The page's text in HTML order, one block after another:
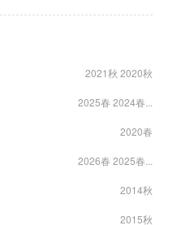
2021秋 2020秋
2025春 2024春...
2020春
2026春 2025春...
2014秋
2015秋